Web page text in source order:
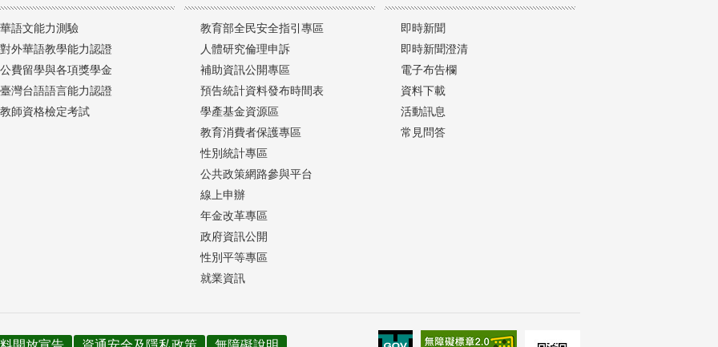
華語文能力測驗
對外華語教學能力認證
公費留學與各項獎學金
臺灣台語語言能力認證
教師資格檢定考試
教育部全民安全指引專區
人體研究倫理申訴
補助資訊公開專區
預告統計資料發布時間表
學產基金資源區
教育消費者保護專區
性別統計專區
公共政策網路參與平台
線上申辦
年金改革專區
政府資訊公開
性別平等專區
就業資訊
即時新聞
即時新聞澄清
電子布告欄
資料下載
活動訊息
常見問答